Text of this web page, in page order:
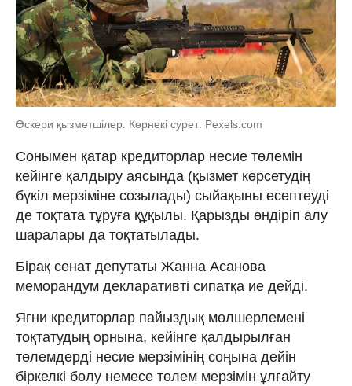
Әскери қызметшілер. Көрнекі сурет: Pexels.com
Сонымен қатар кредиторлар несие төлемін
кейінге қалдыру аясында (қызмет көрсетудің
бүкіл мерзіміне созылады) сыйақыны есептеуді
де тоқтата тұруға құқылы. Қарызды өндіріп алу
шаралары да тоқтатылады.
Бірақ сенат депутаты Жанна Асанова
меморандум декларативті сипатқа ие дейді.
Яғни кредиторлар пайыздық мөлшерлемені
тоқтатудың орнына, кейінге қалдырылған
төлемдерді несие мерзімінің соңына дейін
біркелкі бөлу немесе төлем мерзімін ұлғайту